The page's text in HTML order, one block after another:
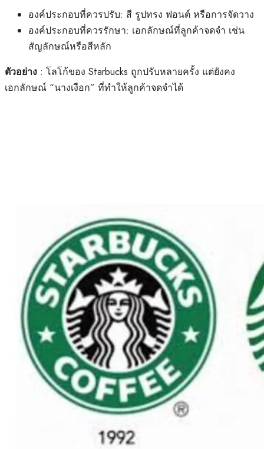
องค์ประกอบที่ควรปรับ: สี รูปทรง ฟอนต์ หรือการจัดวาง
องค์ประกอบที่ควรรักษา: เอกลักษณ์ที่ลูกค้าจดจำ เช่น
สัญลักษณ์หรือสีหลัก
ตัวอย่าง : โลโก้ของ Starbucks ถูกปรับหลายครั้ง แต่ยังคง
เอกลักษณ์ “นางเงือก” ที่ทำให้ลูกค้าจดจำได้